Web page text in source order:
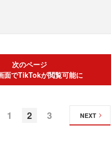
次のページ
面でTikTokが閲覧可能に
1 2 3 NEXT